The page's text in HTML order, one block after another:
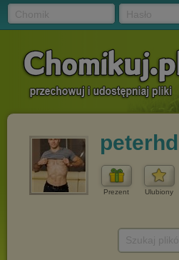
peterhd
Prezent Ulubiony